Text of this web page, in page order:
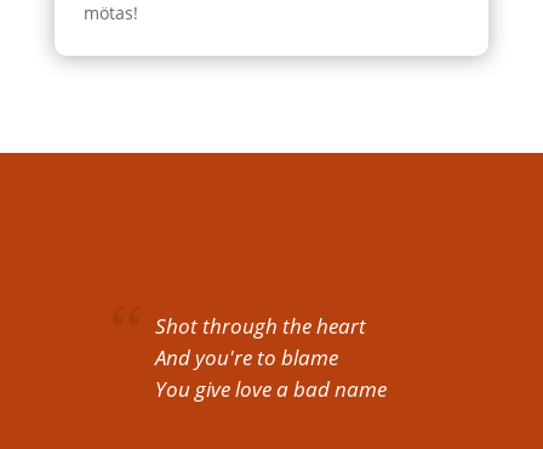
mötas!
Shot through the heart
And you're to blame
You give love a bad name